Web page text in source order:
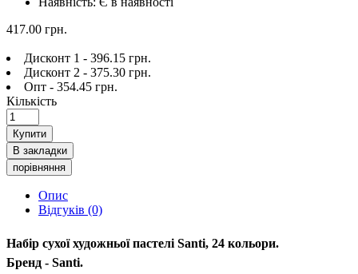
417.00 грн.
Дисконт 1 - 396.15 грн.
Дисконт 2 - 375.30 грн.
Опт - 354.45 грн.
Кількість
Купити
В закладки
порівняння
Опис
Відгуків (0)
Набір сухої художньої пастелі Santi, 24 кольори.
Бренд - Santi.